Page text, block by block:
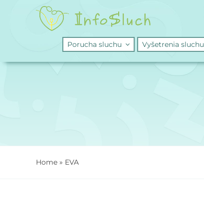
Porucha sluchu Vyšetrenia sluchu
Home » EVA